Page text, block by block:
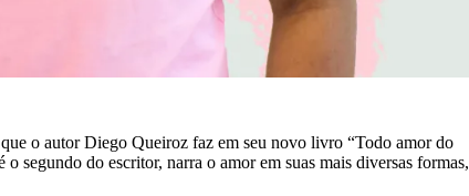
o autor Diego Queiroz faz em seu novo livro “Todo amor do
o segundo do escritor, narra o amor em suas mais diversas formas,